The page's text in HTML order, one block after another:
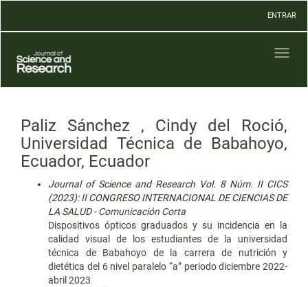
Contenido
Barra
lateral
ENTRAR
Paliz Sánchez , Cindy del Roció,
Universidad Técnica de Babahoyo,
Ecuador, Ecuador
Journal of Science and Research Vol. 8 Núm. II CICS
(2023): II CONGRESO INTERNACIONAL DE CIENCIAS DE
LA SALUD- Comunicación Corta
Dispositivos ópticos graduados y su incidencia en la
calidad visual de los estudiantes de la universidad
técnica de Babahoyo de la carrera de nutrición y
dietética del 6 nivel paralelo “a” periodo diciembre 2022-
abril 2023